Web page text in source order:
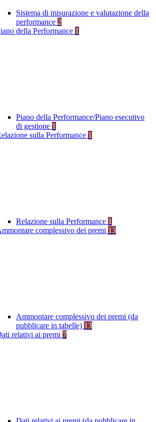
Sistema di misurazione e valutazione della
performance 2
della Performance 1
Piano della Performance/Piano esecutivo
di gestione 1
sulla Performance 1
Relazione sulla Performance 1
complessivo dei premi 13
Ammontare complessivo dei premi (da
pubblicare in tabelle) 13
relativi ai premi 7